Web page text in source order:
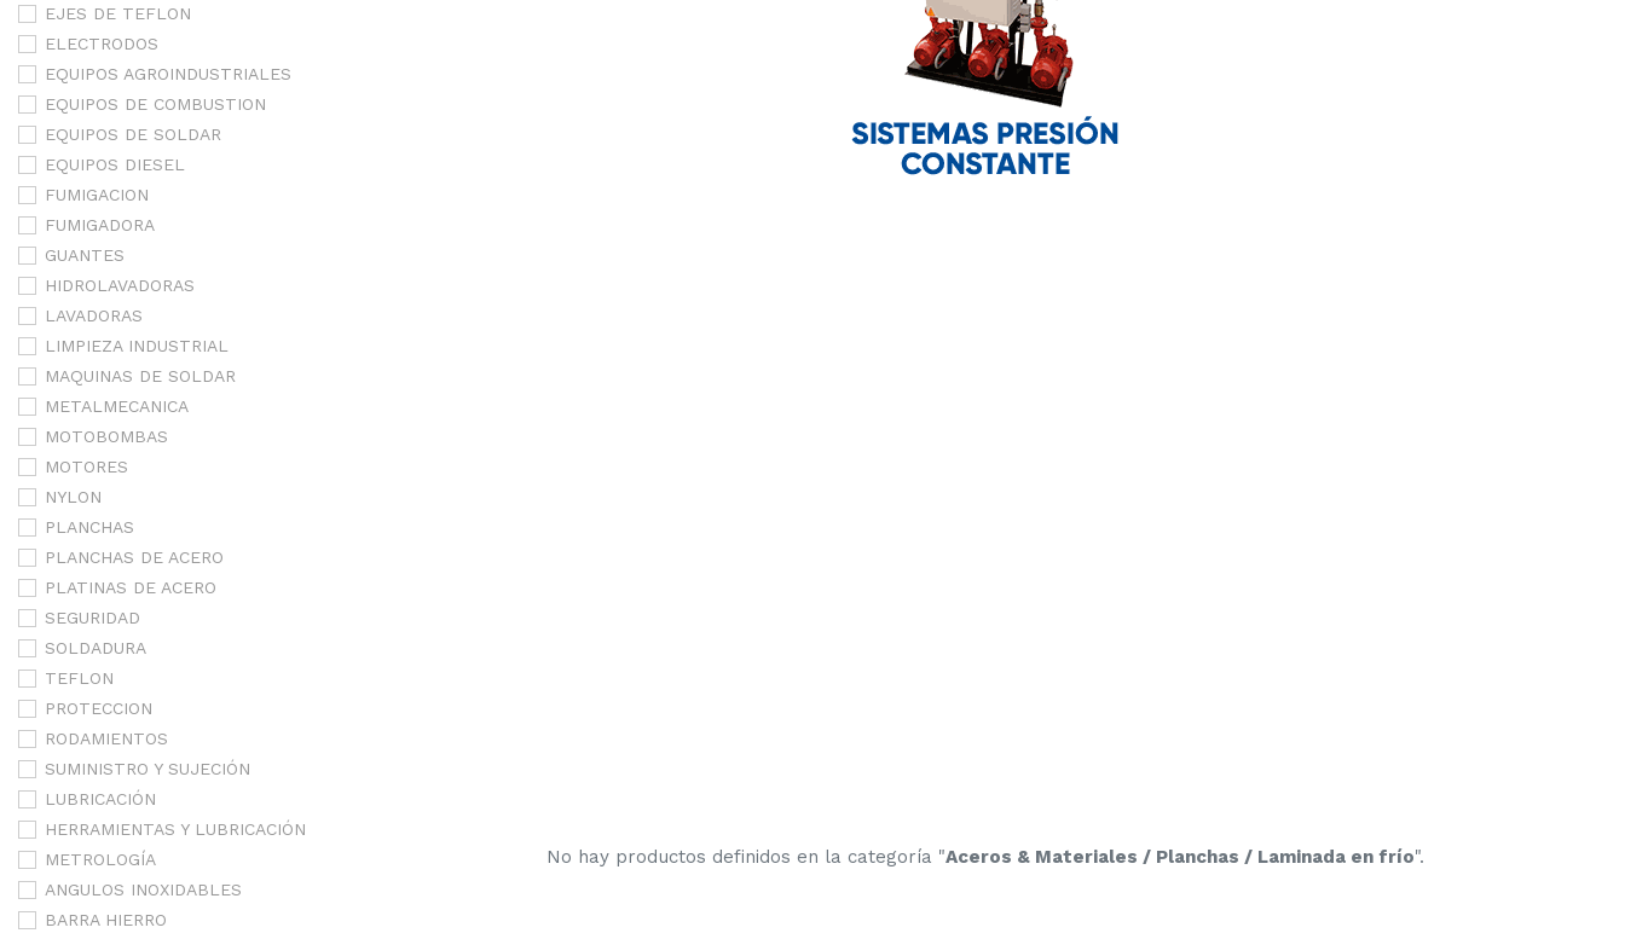
EJES DE TEFLON
ELECTRODOS
EQUIPOS AGROINDUSTRIALES
EQUIPOS DE COMBUSTION
EQUIPOS DE SOLDAR
EQUIPOS DIESEL
FUMIGACION
FUMIGADORA
GUANTES
HIDROLAVADORAS
LAVADORAS
LIMPIEZA INDUSTRIAL
MAQUINAS DE SOLDAR
METALMECANICA
MOTOBOMBAS
MOTORES
NYLON
PLANCHAS
PLANCHAS DE ACERO
PLATINAS DE ACERO
SEGURIDAD
SOLDADURA
TEFLON
PROTECCION
RODAMIENTOS
SUMINISTRO Y SUJECIÓN
LUBRICACIÓN
HERRAMIENTAS Y LUBRICACIÓN
METROLOGÍA
ANGULOS INOXIDABLES
BARRA HIERRO
No hay productos definidos en la categoría "Aceros & Materiales / Planchas / Laminada en frío".